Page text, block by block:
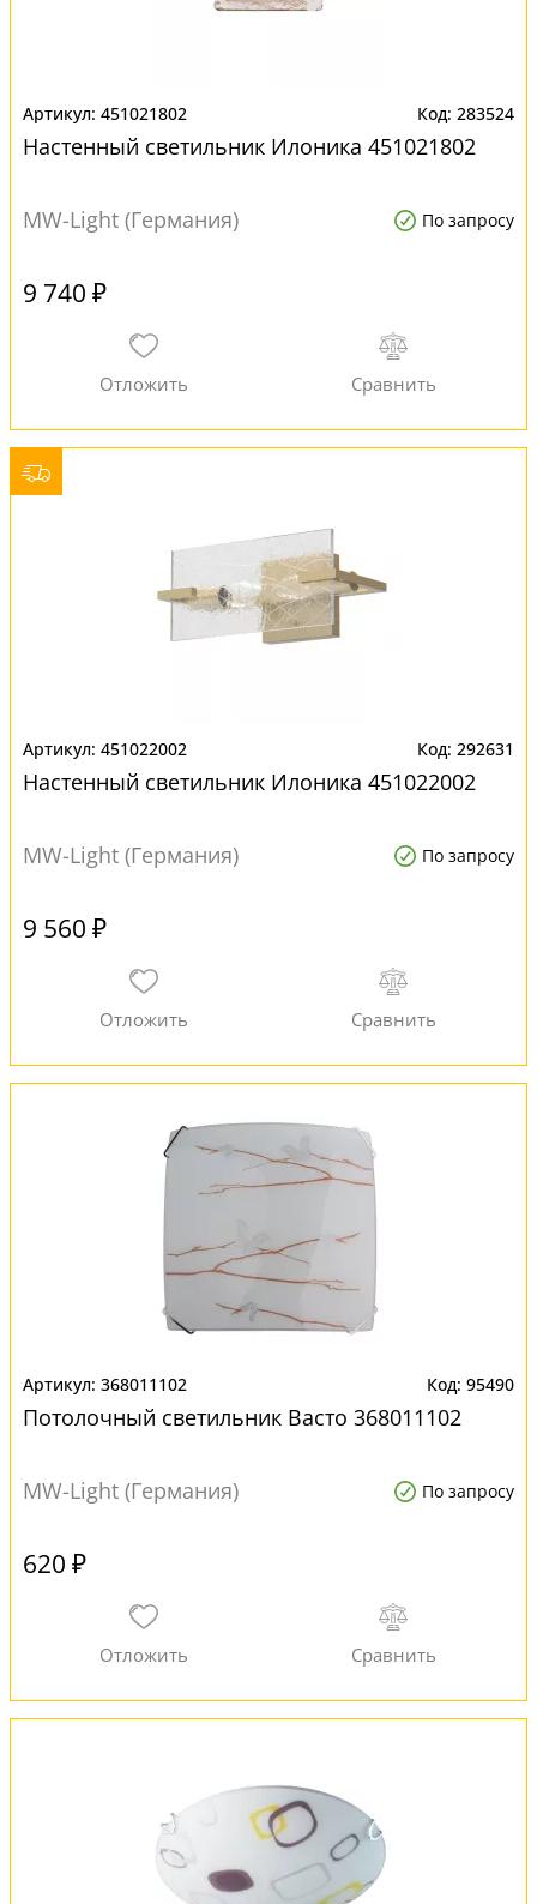
451021802 283524
Настенный светильник Илоника 451021802
MW-Light (Германия) По запросу
9 740 ₽
451022002 292631
Настенный светильник Илоника 451022002
MW-Light (Германия) По запросу
9 560 ₽
368011102 95490
Потолочный светильник Васто 368011102
MW-Light (Германия) По запросу
620 ₽